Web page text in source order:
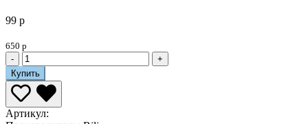
99 р
650 р
-
+
Купить
Артикул: